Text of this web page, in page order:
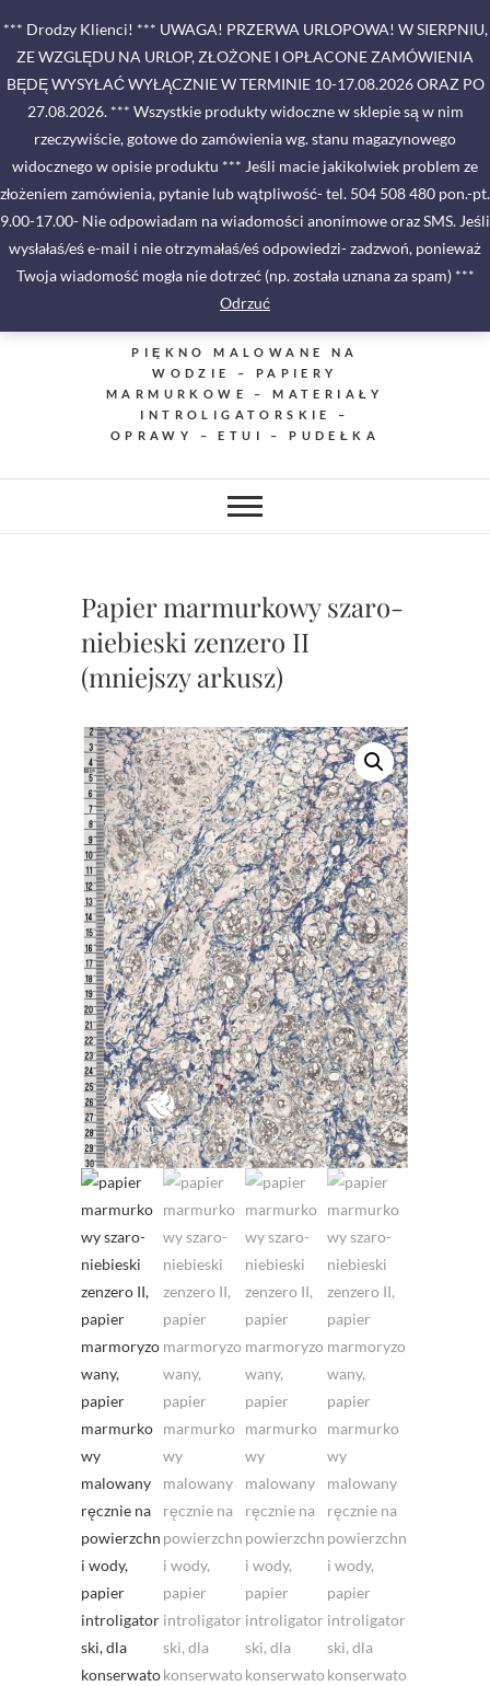
*** Drodzy Klienci! *** UWAGA! PRZERWA URLOPOWA! W SIERPNIU,
ZE WZGLĘDU NA URLOP, ZŁOŻONE I OPŁACONE ZAMÓWIENIA
BĘDĘ WYSYŁAĆ WYŁĄCZNIE W TERMINIE 10-17.08.2026 ORAZ PO
27.08.2026. *** Wszystkie produkty widoczne w sklepie są w nim
rzeczywiście, gotowe do zamówienia wg. stanu magazynowego
widocznego w opisie produktu *** Jeśli macie jakikolwiek problem ze
złożeniem zamówienia, pytanie lub wątpliwość- tel. 504 508 480 pon.-pt.
9.00-17.00- Nie odpowiadam na wiadomości anonimowe oraz SMS. Jeśli
wysłałaś/eś e-mail i nie otrzymałaś/eś odpowiedzi- zadzwoń, ponieważ
Twoja wiadomość mogła nie dotrzeć (np. została uznana za spam) ***
Odrzuć
content
PIĘKNO MALOWANE NA
WODZIE – PAPIERY
MARMURKOWE – MATERIAŁY
INTROLIGATORSKIE –
OPRAWY – ETUI – PUDEŁKA
Papier marmurkowy szaro-
niebieski zenzero II
(mniejszy arkusz)